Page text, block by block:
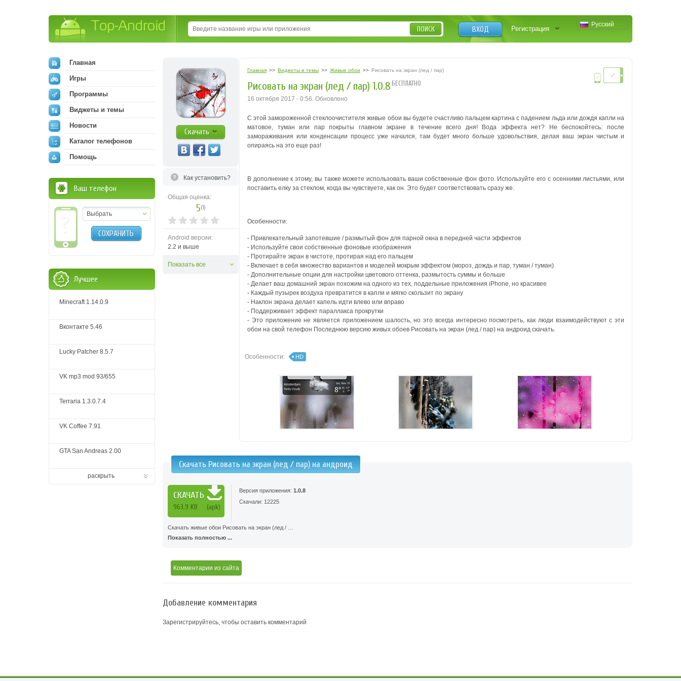
Русский
ВХОД Регистрация
ПОИСК
Скачать
Как установить?
Общая оценка:
5(1)
Android версии:
2.2 и выше
Показать все
Главная >> Виджеты и темы >> Живые обои >> Рисовать на экран (лед / пар)
Рисовать на экран (лед / пар) 1.0.8 БЕСПЛАТНО
16 октября 2017 - 0:56. Обновлено
С этой замороженной стеклоочистителя живые обои вы будете счастливо пальцем картина с падением льда или дождя капли на
матовое, туман или пар покрыты главном экране в течение всего дня! Вода эффекта нет? Не беспокойтесь: после
замораживания или конденсации процесс уже начался, там будет много больше удовольствия, делая ваш экран чистым и
опираясь на это еще раз!
В дополнение к этому, вы также можете использовать ваши собственные фон фото. Используйте его с осенними листьями, или
поставить елку за стеклом, когда вы чувствуете, как он. Это будет соответствовать сразу же.
Особенности:
- Привлекательный запотевшие / размытый фон для парной окна в передней части эффектов
- Используйте свои собственные фоновые изображения
- Протирайте экран в чистоте, протирая над его пальцем
- Включает в себя множество вариантов и моделей мокрым эффектом (мороз, дождь и пар, туман / туман)
- Дополнительные опции для настройки цветового оттенка, размытость суммы и больше
- Делает ваш домашний экран похожим на одного из тех, поддельные приложения iPhone, но красивее
- Каждый пузырек воздуха превратится в капли и мягко скользит по экрану
- Наклон экрана делает капель идти влево или вправо
- Поддерживает эффект параллакса прокрутки
- Это приложение не является приложением шалость, но это всегда интересно посмотреть, как люди взаимодействуют с эти
обои на свой телефон Последнюю версию живых обоев Рисовать на экран (лед / пар) на андроид скачать.
Особенности: HD
Скачать Рисовать на экран (лед / пар) на андроид
СКАЧАТЬ
963.9 KB (apk)
Версия приложения: 1.0.8
Скачали: 12225
Скачать живые обои Рисовать на экран (лед / …
Показать полностью ...
Комментарии из сайта
Добавление комментария
Зарегистрируйтесь, чтобы оставить комментарий
Главная
Игры
Программы
Виджеты и темы
Новости
Каталог телефонов
Помощь
Ваш телефон
Выбрать
СОХРАНИТЬ
Лучшее
Minecraft 1.14.0.9
Вконтакте 5.46
Lucky Patcher 8.5.7
VK mp3 mod 93/655
Terraria 1.3.0.7.4
VK Coffee 7.91
GTA San Andreas 2.00
раскрыть